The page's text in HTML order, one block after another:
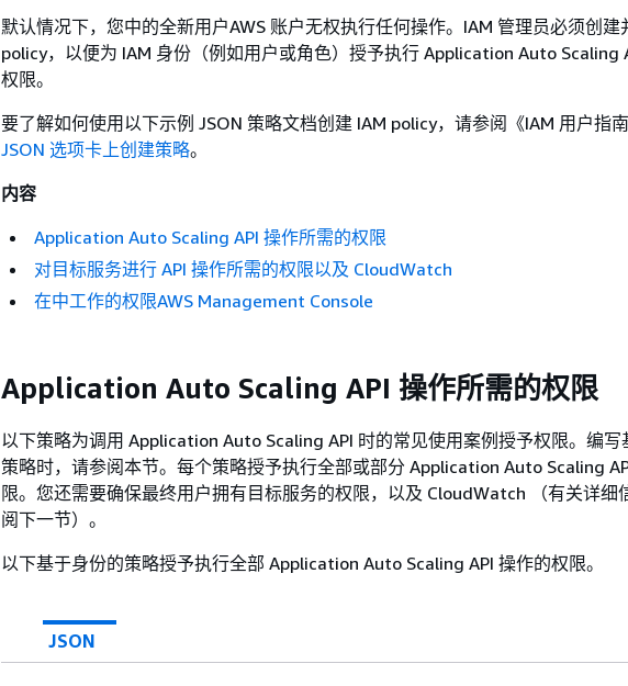
默认情况下，您中的全新用户AWS 账户无权执行任何操作。IAM 管理员必须创建
policy，以便为 IAM 身份（例如用户或角色）授予执行 Application Auto Scaling
权限。
要了解如何使用以下示例 JSON 策略文档创建 IAM policy，请参阅《IAM 用户指
JSON 选项卡上创建策略。
内容
Application Auto Scaling API 操作所需的权限
对目标服务进行 API 操作所需的权限以及 CloudWatch
在中工作的权限AWS Management Console
Application Auto Scaling API 操作所需的权限
以下策略为调用 Application Auto Scaling API 时的常见使用案例授予权限。编写
策略时，请参阅本节。每个策略授予执行全部或部分 Application Auto Scaling
限。您还需要确保最终用户拥有目标服务的权限，以及 CloudWatch （有关详细
阅下一节）。
以下基于身份的策略授予执行全部 Application Auto Scaling API 操作的权限。
JSON